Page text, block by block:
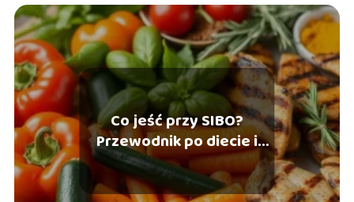
Co jeść przy SIBO?
Przewodnik po diecie i
produktach dozwolonych